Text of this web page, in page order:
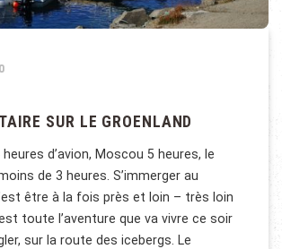
SUR LE GROENLAND
d’avion, Moscou 5 heures, le
de 3 heures. S’immerger au
être à la fois près et loin – très loin
toute l’aventure que va vivre ce soir
sur la route des icebergs. Le